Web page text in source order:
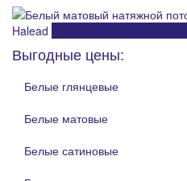
Halead
Выгодные цены:
Белые глянцевые
Белые матовые
Белые сатиновые